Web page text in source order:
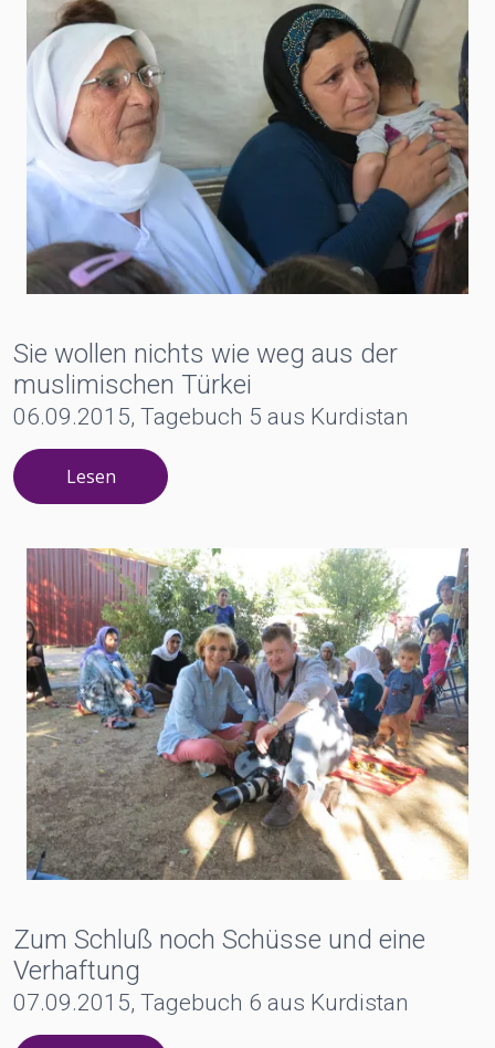
Sie wollen nichts wie weg aus der
muslimischen Türkei
06.09.2015, Tagebuch 5 aus Kurdistan
Lesen
Zum Schluß noch Schüsse und eine
Verhaftung
07.09.2015, Tagebuch 6 aus Kurdistan